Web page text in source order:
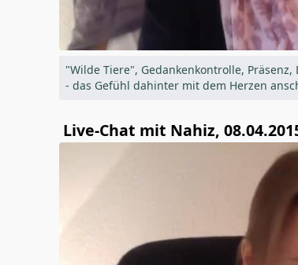
"Wilde Tiere", Gedankenkontrolle,
- das Gefühl dahinter mit dem Herzen
Live-Chat mit Nahiz,